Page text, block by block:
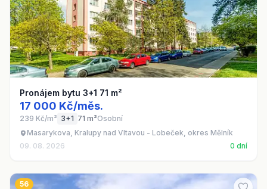
Pronájem bytu 3+1 71 m²
17 000 Kč/měs.
239 Kč/m² 3+1 71 m²Osobní
Masarykova, Kralupy nad Vltavou - Lobeček, okres Mělník
09. 08. 2026
0 dní
56